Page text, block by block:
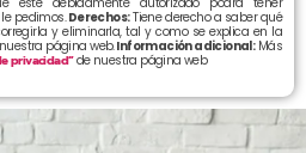
pedimos.Derechos:Tiene derecho a saber qué
y eliminarla, tal y como se explica en la
página web.Información adicional:Más
privacidad”de nuestra página web